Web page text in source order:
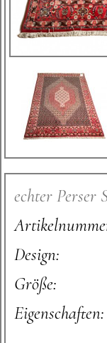
echter Perser
Design:
Größe:
Eigenschaften: